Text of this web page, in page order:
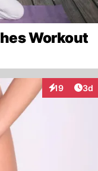
Workout
19
Interaktionen
3d